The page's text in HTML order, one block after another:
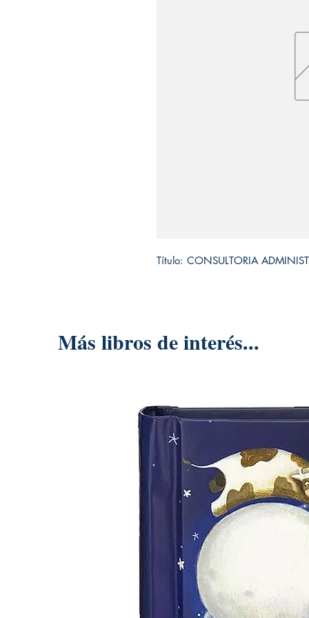
Título: CONSULTORIA
Más libros de interés...